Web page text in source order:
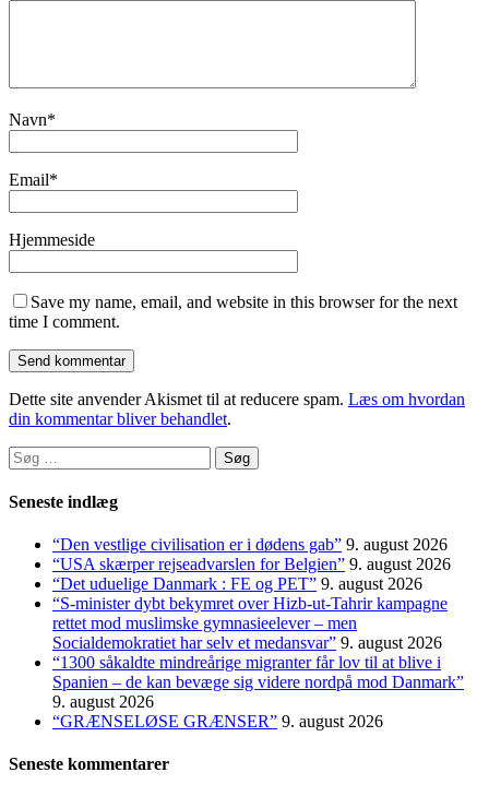
Navn*
Email*
Hjemmeside
Save my name, email, and website in this browser for the next
time I comment.
Dette site anvender Akismet til at reducere spam. Læs om hvordan
din kommentar bliver behandlet.
Søg
efter:
Seneste indlæg
“Den vestlige civilisation er i dødens gab” 9. august 2026
“USA skærper rejseadvarslen for Belgien” 9. august 2026
“Det uduelige Danmark : FE og PET” 9. august 2026
“S-minister dybt bekymret over Hizb-ut-Tahrir kampagne
rettet mod muslimske gymnasieelever – men
Socialdemokratiet har selv et medansvar” 9. august 2026
“1300 såkaldte mindreårige migranter får lov til at blive i
Spanien – de kan bevæge sig videre nordpå mod Danmark”
9. august 2026
“GRÆNSELØSE GRÆNSER” 9. august 2026
Seneste kommentarer